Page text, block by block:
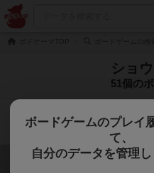
ショ
51個の
検
ボードゲームのプレイ
て、
自分のデータを管理し